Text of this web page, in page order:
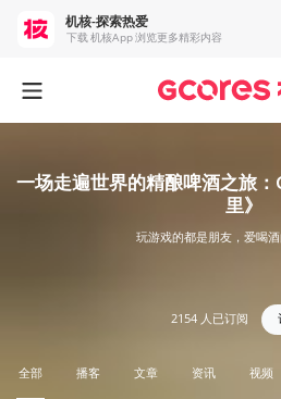
一场走遍世界的精酿啤酒之旅：
里》
玩游戏的都是朋友，爱喝酒
2154 人已订阅
全部 播客 文章 资讯 视频
机核-探索热爱
下载 机核App 浏览更多精彩内容